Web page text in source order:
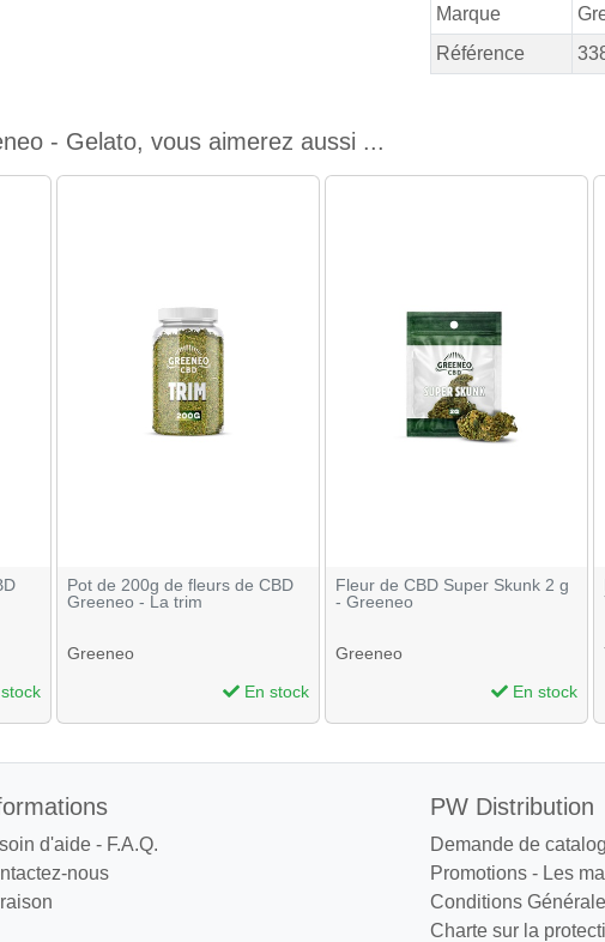
Marque
Référence
- Gelato, vous aimerez aussi ...
Pot de 200g de fleurs de CBD
Greeneo - La trim
Greeneo
En stock
Fleur de CBD Super Skunk 2 g
- Greeneo
Greeneo
En stock
d'aide - F.A.Q.
nous
PW Distribution
Demande de
Promotions - Les
Conditions
Charte sur la